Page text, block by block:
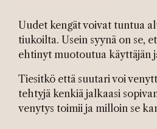
Uudet kengät voivat tuntua
tiukoilta. Usein syynä on se,
ehtinyt muotoutua käyttäjän
Tiesitkö että suutari voi
tehtyjä kenkiä jalkaasi
venytys toimii ja milloin se